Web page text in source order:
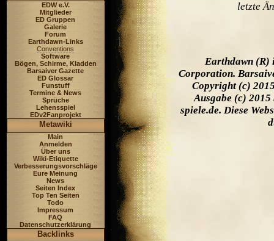
EDW e.V.
Mitglieder
ED Gruppen
Galerie
Forum
Earthdawn-Links
Conventions
Software
Bögen, Schirme, Kladden
Barsaiver Gazette
ED Glossar
Funstuff
Termine & News
Sprüche
Lehensspiel
EDv2Fanprojekt
Metawiki
Main
Anmelden
Über uns
Wiki-Etiquette
Verbesserungsvorschläge
Eure Meinung
News
Seiten Index
Top Ten Seiten
Todo
Impressum
FAQ
Datenschutzerklärung
Backlinks
letzte
Earthdawn (R)
Corporation.
Copyright (c)
Ausgabe (c) 2015
spiele.de. Diese